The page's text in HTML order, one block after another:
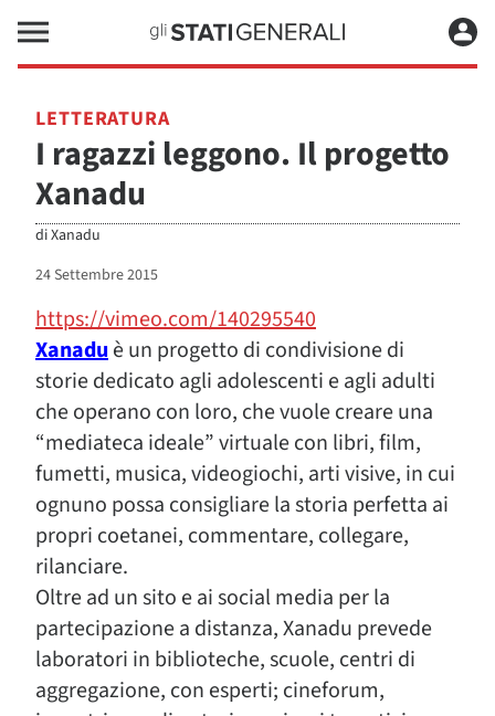
LETTERATURA
I ragazzi leggono. Il progetto
Xanadu
diXanadu
24 Settembre 2015
https://vimeo.com/140295540
Xanaduè un progetto di condivisione di
storie dedicato agli adolescenti e agli adulti
che operano con loro, che vuole creare una
“mediateca ideale” virtuale con libri, film,
fumetti, musica, videogiochi, arti visive, in cui
ognuno possa consigliare la storia perfetta ai
propri coetanei, commentare, collegare,
rilanciare.
Oltre ad un sito e ai social media per la
partecipazione a distanza, Xanadu prevede
laboratori in biblioteche, scuole, centri di
aggregazione, con esperti; cineforum,